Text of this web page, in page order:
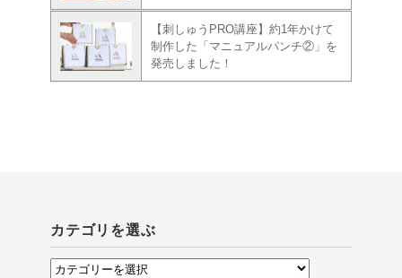
【刺しゅうPRO講座】約1年かけて
制作した「マニュアルパンチ②」を
発売しました！
カテゴリを選ぶ
カ